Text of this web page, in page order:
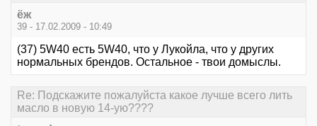
ёж
39 - 17.02.2009 - 10:49
(37) 5W40 есть 5W40, что у Лукойла, что у других
нормальных брендов. Остальное - твои домыслы.
Re: Подскажите пожалуйста какое лучше всего лить
масло в новую 14-ую????